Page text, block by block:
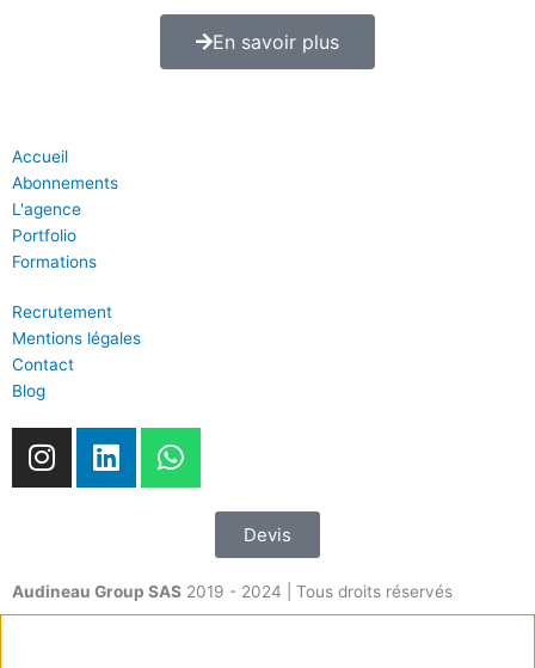
En savoir plus
Accueil
Abonnements
L'agence
Portfolio
Formations
Recrutement
Mentions légales
Contact
Blog
I
n
g
r
L
i
d
i
W
h
a
p
Devis
Audineau Group SAS 2019 - 2024 | Tous droits réservés